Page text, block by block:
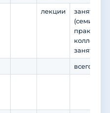
лекции
занятия
занятия)
всего